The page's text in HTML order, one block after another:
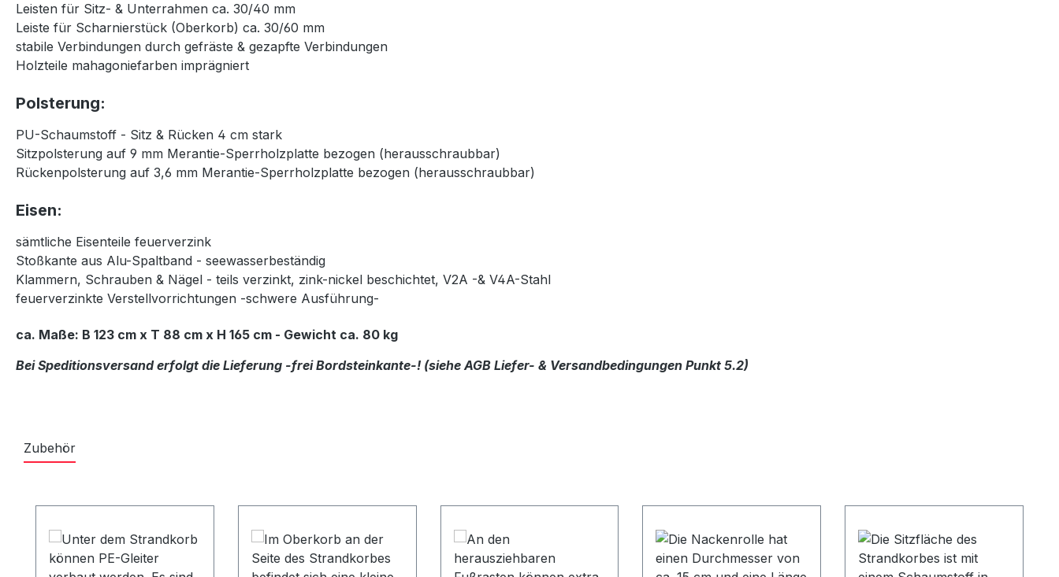
Leisten für Sitz- & Unterrahmen ca. 30/40 mm
Leiste für Scharnierstück (Oberkorb) ca. 30/60 mm
stabile Verbindungen durch gefräste & gezapfte Verbindungen
Holzteile mahagoniefarben imprägniert
Polsterung:
PU-Schaumstoff - Sitz & Rücken 4 cm stark
Sitzpolsterung auf 9 mm Merantie-Sperrholzplatte bezogen (herausschraubbar)
Rückenpolsterung auf 3,6 mm Merantie-Sperrholzplatte bezogen (herausschraubbar)
Eisen:
sämtliche Eisenteile feuerverzink
Stoßkante aus Alu-Spaltband - seewasserbeständig
Klammern, Schrauben & Nägel - teils verzinkt, zink-nickel beschichtet, V2A -& V4A-Stahl
feuerverzinkte Verstellvorrichtungen -schwere Ausführung-
ca. Maße: B 123 cm x T 88 cm x H 165 cm - Gewicht ca. 80 kg
Bei Speditionsversand erfolgt die Lieferung -frei Bordsteinkante-! (siehe AGB Liefer- & Versandbedingungen Punkt 5.2)
Zubehör